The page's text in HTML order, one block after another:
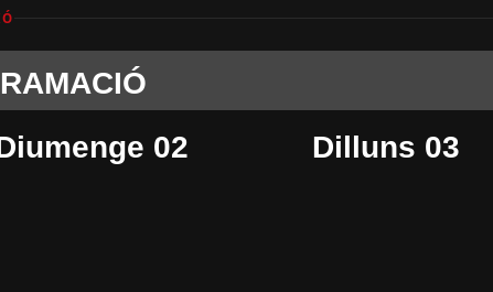
02
Dilluns 03